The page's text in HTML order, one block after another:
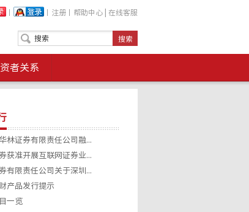
注册 帮助中心 在线客服
者关系
林证券有限责任公司融...
获准开展互联网证券业...
有限责任公司关于深圳...
产品发行提示
一览